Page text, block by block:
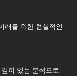
래를 위한 현실적인
이 있는 분석으로